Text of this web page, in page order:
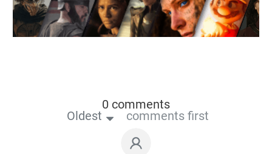
0 comments
Oldest comments first